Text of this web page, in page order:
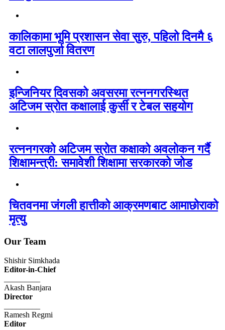
कालिकामा भूमि प्रशासन सेवा सुरु, पहिलो दिनमै ६
वटा लालपुर्जा वितरण
इन्जिनियर दिवसको अवसरमा रत्ननगरस्थित
अटिजम स्रोत कक्षालाई कुर्सी र टेबल सहयोग
रत्ननगरको अटिजम स्रोत कक्षाको अवलोकन गर्दै
शिक्षामन्त्री: समावेशी शिक्षामा सरकारको जोड
चितवनमा जंगली हात्तीको आक्रमणबाट आमाछोराको
मृत्यु
Our Team
Shishir Simkhada
Editor-in-Chief
Akash Banjara
Director
Ramesh Regmi
Editor